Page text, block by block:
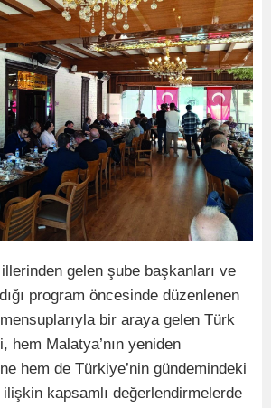
gelen şube başkanları ve
program öncesinde düzenlenen
bir araya gelen Türk
hem Malatya’nın yeniden
hem de Türkiye’nin gündemindeki
kapsamlı değerlendirmelerde